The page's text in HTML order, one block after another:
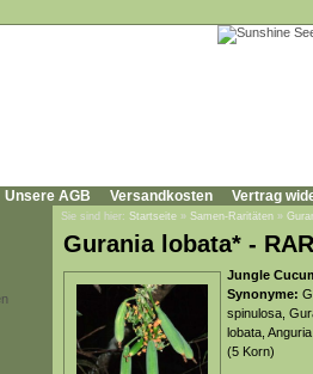
Unsere AGB Versandkosten Vertrag
Sie sind hier: Startseite » Samen-Raritäten »
Gurania lobata* -
Jungle
Synonyme:
spinulosa,
lobata,
(5 Korn)